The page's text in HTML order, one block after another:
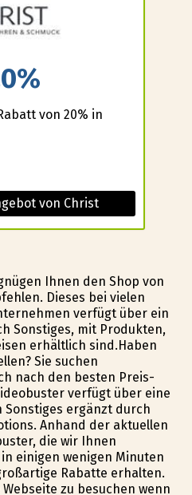
von 20% in
von Christ
Ihnen den Shop von
Dieses bei vielen
verfügt über ein
Sonstiges, mit Produkten,
erhältlich sind.Haben
Sie suchen
nach den besten Preis-
verfügt über eine
Sonstiges ergänzt durch
Anhand der aktuellen
die wir Ihnen
einigen wenigen Minuten
Rabatte erhalten.
zu besuchen wenn